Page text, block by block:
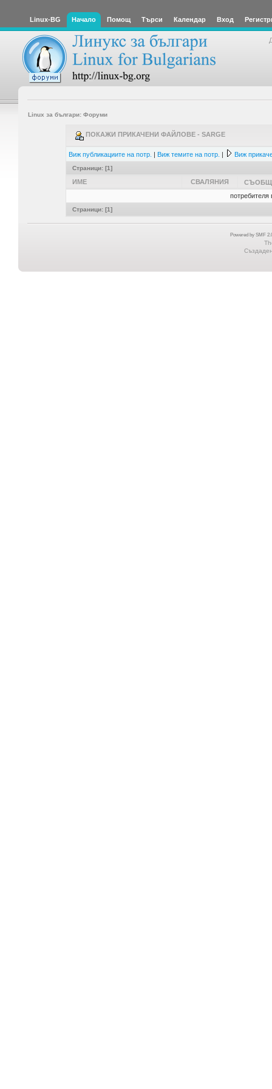
Linux-BG Начало Помощ Търси Календар Вход
Linux за българи: Форуми
ПОКАЖИ ПРИКАЧЕНИ ФАЙЛОВЕ - SARGE
Виж публикациите на потр. | Виж темите на потр. | Виж
Страници: [1]
ИМЕ СВАЛЯНИЯ
Страници: [1]
Powered by SMF